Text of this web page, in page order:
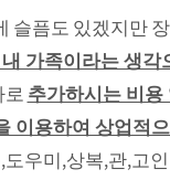
슬픔도 있겠지만
가족이라는 생
로 추가하시는 비용
이용하여 상업적
우미,상복,관,고